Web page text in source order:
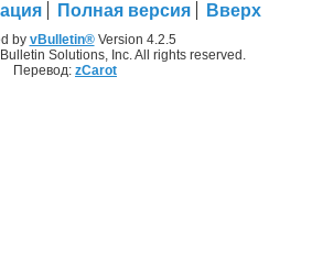
Полная версия Вверх
by vBulletin®Version 4.2.5
Solutions, Inc. All rights reserved.
Перевод: zCarot